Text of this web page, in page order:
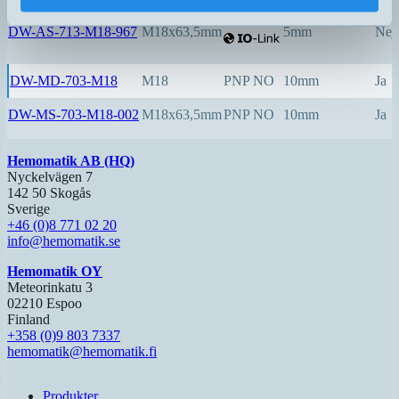
DW-AS-713-M18-967 M18x63,5mm
PNP NO
5mm
Nej
DW-MD-703-M18 M18 PNP NO 10mm Ja
DW-MS-703-M18-002 M18x63,5mmPNP NO 10mm Ja
Hemomatik AB (HQ)
Nyckelvägen 7
142 50 Skogås
Sverige
+46 (0)8 771 02 20
info@hemomatik.se
Hemomatik OY
Meteorinkatu 3
02210 Espoo
Finland
+358 (0)9 803 7337
hemomatik@hemomatik.fi
Produkter